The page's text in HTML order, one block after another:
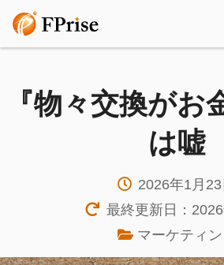
『物々交換がお
は嘘
2026年1月23
最終更新日：
マーケティ